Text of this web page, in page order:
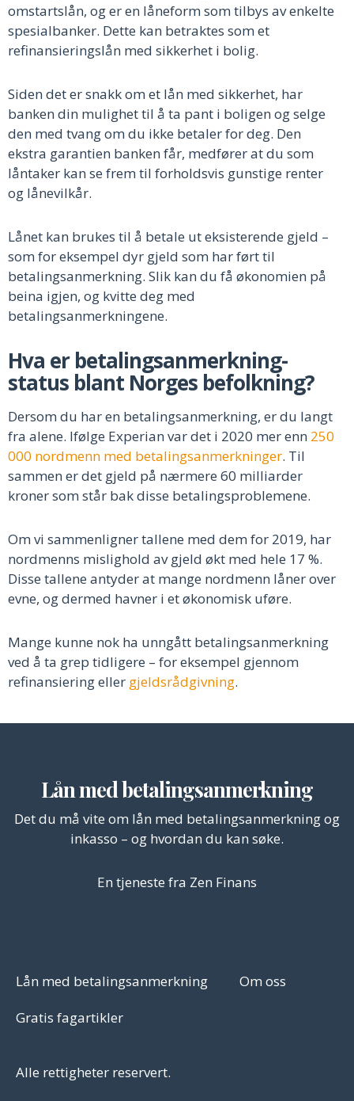
omstartslån, og er en låneform som tilbys av enkelte
spesialbanker. Dette kan betraktes som et
refinansieringslån med sikkerhet i bolig.
Siden det er snakk om et lån med sikkerhet, har
banken din mulighet til å ta pant i boligen og selge
den med tvang om du ikke betaler for deg. Den
ekstra garantien banken får, medfører at du som
låntaker kan se frem til forholdsvis gunstige renter
og lånevilkår.
Lånet kan brukes til å betale ut eksisterende gjeld –
som for eksempel dyr gjeld som har ført til
betalingsanmerkning. Slik kan du få økonomien på
beina igjen, og kvitte deg med
betalingsanmerkningene.
Hva er betalingsanmerkning-
status blant Norges befolkning?
Dersom du har en betalingsanmerkning, er du langt
fra alene. Ifølge Experian var det i 2020 mer enn 250
000 nordmenn med betalingsanmerkninger. Til
sammen er det gjeld på nærmere 60 milliarder
kroner som står bak disse betalingsproblemene.
Om vi sammenligner tallene med dem for 2019, har
nordmenns mislighold av gjeld økt med hele 17 %.
Disse tallene antyder at mange nordmenn låner over
evne, og dermed havner i et økonomisk uføre.
Mange kunne nok ha unngått betalingsanmerkning
ved å ta grep tidligere – for eksempel gjennom
refinansiering eller gjeldsrådgivning.
Lån med betalingsanmerkning
Det du må vite om lån med betalingsanmerkning og
inkasso – og hvordan du kan søke.
En tjeneste fra Zen Finans
Lån med betalingsanmerkning
Om oss
Gratis fagartikler
Alle rettigheter reservert.